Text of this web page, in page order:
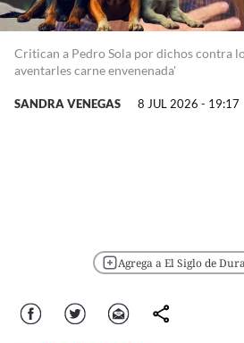
Critican a Pedro Sola por dichos contra
aventarles carne envenenada'
SANDRA VENEGAS 8 JUL 2026 - 19:17
Agrega a El Siglo de
Facebook Twitter Correo comparte